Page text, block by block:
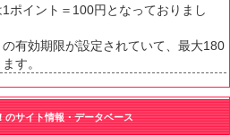
ポイント＝100円となっておりまし
の有効期限が設定されていて、最大180
す。
のサイト情報・データベース